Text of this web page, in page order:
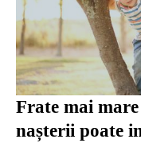
Frate mai
nașterii poate